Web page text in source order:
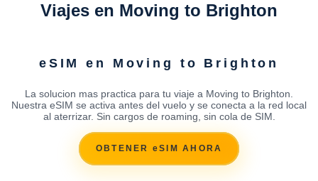
Viajes en Moving to Brighton
eSIM en Moving to Brighton
La solucion mas practica para tu viaje a Moving to Brighton.
Nuestra eSIM se activa antes del vuelo y se conecta a la red local
al aterrizar. Sin cargos de roaming, sin cola de SIM.
OBTENER eSIM AHORA